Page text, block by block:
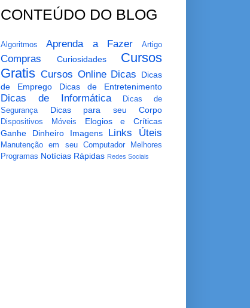
CONTEÚDO DO BLOG
Algoritmos Aprenda a Fazer Artigo
Compras Curiosidades
Cursos
Gratis Cursos Online Dicas
Dicas
de Emprego
Dicas de Entretenimento
Dicas de Informática
Dicas de
Segurança
Dicas para seu Corpo
Dispositivos Móveis
Elogios e Críticas
Ganhe Dinheiro
Imagens Links Úteis
Manutenção em seu Computador
Melhores
Programas Notícias Rápidas Redes Sociais